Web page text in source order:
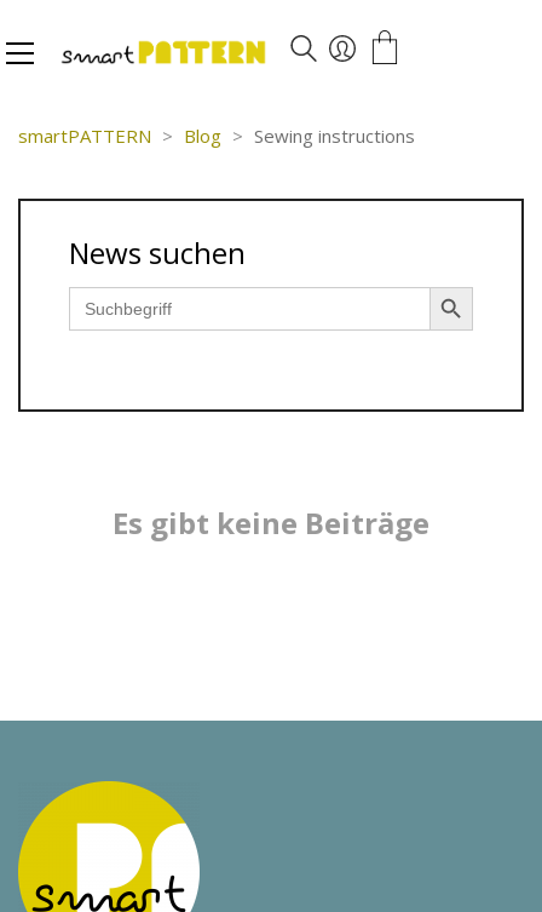
smartPATTERN > Blog > Sewing instructions
Es gibt keine Beiträge
News suchen
Search
for:
Search Button